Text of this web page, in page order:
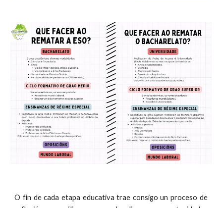
O fin de cada etapa educativa trae consigo un proceso de